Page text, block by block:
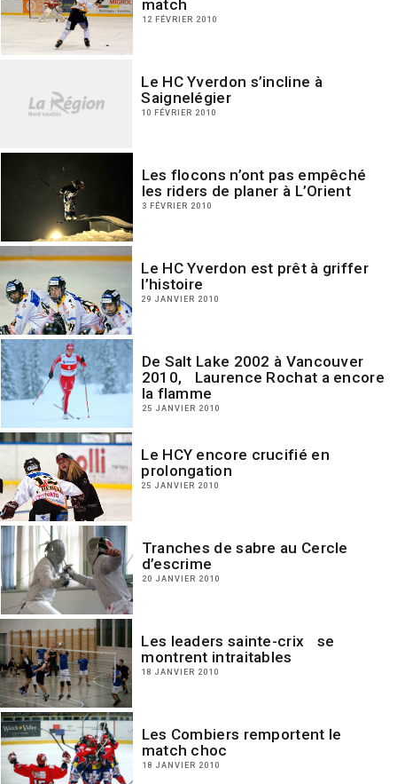
match
12 FÉVRIER 2010
Le HC Yverdon s’incline à
Saignelégier
10 FÉVRIER 2010
Les flocons n’ont pas empêché
les riders de planer à L’Orient
3 FÉVRIER 2010
Le HC Yverdon est prêt à griffer
l’histoire
29 JANVIER 2010
De Salt Lake 2002 à Vancouver
2010, Laurence Rochat a encore
la flamme
25 JANVIER 2010
Le HCY encore crucifié en
prolongation
25 JANVIER 2010
Tranches de sabre au Cercle
d’escrime
20 JANVIER 2010
Les leaders sainte-crix se
montrent intraitables
18 JANVIER 2010
Les Combiers remportent le
match choc
18 JANVIER 2010